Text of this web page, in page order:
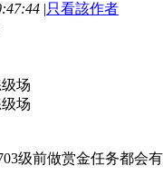
|只看該作者
场
场
级前做赏金任务都会